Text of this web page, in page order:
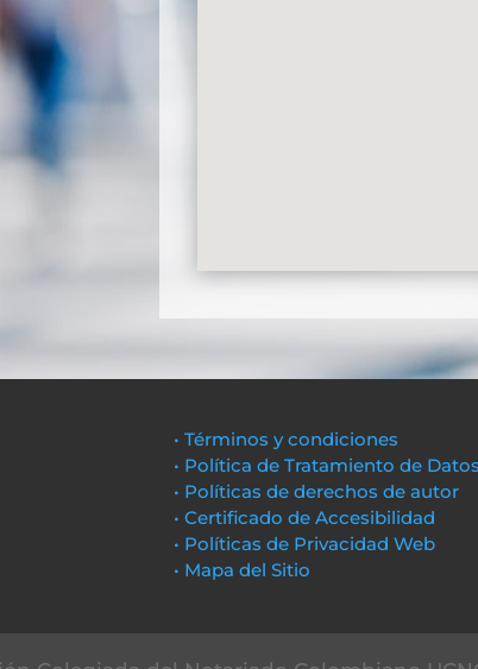
• Términos y condiciones
• Política de Tratamiento de
• Políticas de derechos de autor
• Certificado de Accesibilidad
• Políticas de Privacidad Web
• Mapa del Sitio